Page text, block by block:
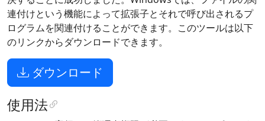
連付けという機能によって拡張子とそれで呼び出されるプ
ログラムを関連付けることができます。このツールは以下
のリンクからダウンロードできます。
ダウンロード
使用法